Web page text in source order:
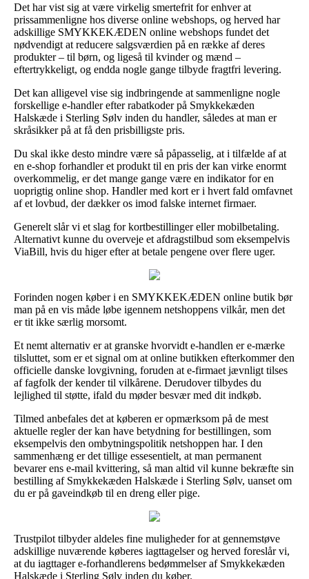
Det har vist sig at være virkelig smertefrit for enhver at
prissammenligne hos diverse online webshops, og herved har
adskillige SMYKKEKÆDEN online webshops fundet det
nødvendigt at reducere salgsværdien på en række af deres
produkter – til børn, og ligeså til kvinder og mænd –
eftertrykkeligt, og endda nogle gange tilbyde fragtfri levering.
Det kan alligevel vise sig indbringende at sammenligne nogle
forskellige e-handler efter rabatkoder på Smykkekæden
Halskæde i Sterling Sølv inden du handler, således at man er
skråsikker på at få den prisbilligste pris.
Du skal ikke desto mindre være så påpasselig, at i tilfælde af at
en e-shop forhandler et produkt til en pris der kan virke enormt
overkommelig, er det mange gange være en indikator for en
uoprigtig online shop. Handler med kort er i hvert fald omfavnet
af et lovbud, der dækker os imod falske internet firmaer.
Generelt slår vi et slag for kortbestillinger eller mobilbetaling.
Alternativt kunne du overveje et afdragstilbud som eksempelvis
ViaBill, hvis du higer efter at betale pengene over flere uger.
Forinden nogen køber i en SMYKKEKÆDEN online butik bør
man på en vis måde løbe igennem netshoppens vilkår, men det
er tit ikke særlig morsomt.
Et nemt alternativ er at granske hvorvidt e-handlen er e-mærke
tilsluttet, som er et signal om at online butikken efterkommer den
officielle danske lovgivning, foruden at e-firmaet jævnligt tilses
af fagfolk der kender til vilkårene. Derudover tilbydes du
lejlighed til støtte, ifald du møder besvær med dit indkøb.
Tilmed anbefales det at køberen er opmærksom på de mest
aktuelle regler der kan have betydning for bestillingen, som
eksempelvis den ombytningspolitik netshoppen har. I den
sammenhæng er det tillige essesentielt, at man permanent
bevarer ens e-mail kvittering, så man altid vil kunne bekræfte sin
bestilling af Smykkekæden Halskæde i Sterling Sølv, uanset om
du er på gaveindkøb til en dreng eller pige.
Trustpilot tilbyder aldeles fine muligheder for at gennemstøve
adskillige nuværende køberes iagttagelser og herved foreslår vi,
at du iagttager e-forhandlerens bedømmelser af Smykkekæden
Halskæde i Sterling Sølv inden du køber.